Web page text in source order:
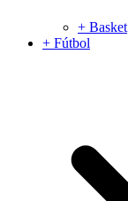
+ Basket
+ Fútbol